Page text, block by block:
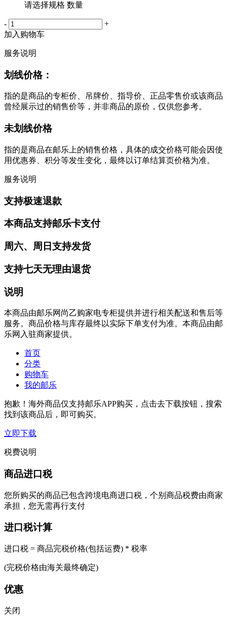
请选择规格 数量
-
+
加入购物车
服务说明
划线价格：
指的是商品的专柜价、吊牌价、指导价、正品零售价或该商品
曾经展示过的销售价等，并非商品的原价，仅供您参考。
未划线价格
指的是商品在邮乐上的销售价格，具体的成交价格可能会因使
用优惠券、积分等发生变化，最终以订单结算页价格为准。
服务说明
支持极速退款
本商品支持邮乐卡支付
周六、周日支持发货
支持七天无理由退货
说明
本商品由邮乐网尚乙购家电专柜提供并进行相关配送和售后等
服务。商品价格与库存最终以实际下单支付为准。本商品由邮
乐网入驻商家提供。
首页
分类
购物车
我的邮乐
抱歉！海外商品仅支持邮乐APP购买，点击去下载按钮，搜索
找到该商品后，即可购买。
立即下载
税费说明
商品进口税
您所购买的商品已包含跨境电商进口税，个别商品税费由商家
承担，您无需再行支付
进口税计算
进口税 = 商品完税价格(包括运费) * 税率
(完税价格由海关最终确定)
优惠
关闭